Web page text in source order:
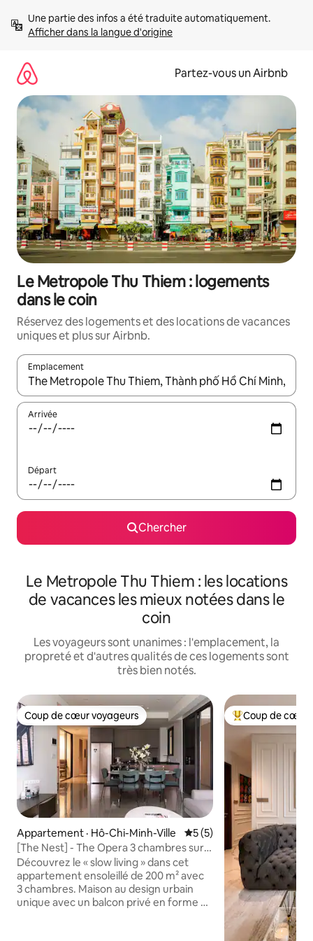
directement
Afficher dans la langue d'origine
Partez-vous un Airbnb
Le Metropole Thu Thiem : logements
dans le coin
Réservez des logements et des locations de vacances
uniques et plus sur Airbnb.
Emplacement
Quand les résultats sont affichés, parcourez-les en utilisant
Arrivée
Départ
Chercher
Le Metropole Thu Thiem : les locations
de vacances les mieux notées dans le
coin
Les voyageurs sont unanimes : l'emplacement, la
propreté et d'autres qualités de ces logements sont
très bien notés.
Coup de cœur voyageurs
Coup de cœur voyageurs
Appartement · Hô-Chi-Minh-Ville Note moyenne de 5 sur
5 (5)
[The Nest] - The Opera 3 chambres sur
la rivière Saigon
Découvrez le « slow living » dans cet
appartement ensoleillé de 200 m² avec
3 chambres. Maison au design urbain
unique avec un balcon privé en forme de
Coup de cœur
Coup de cœur